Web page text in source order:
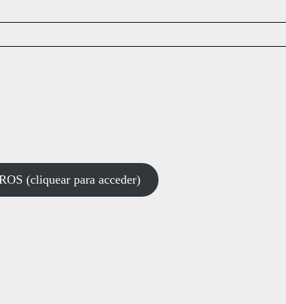
(cliquear para acceder)